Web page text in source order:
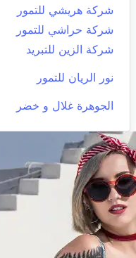
شركة هريشي للتمور
شركة حراشي للتمور
شركة الزين للتبريد
نور الريان للتمور
الجوهرة غلال و خضر